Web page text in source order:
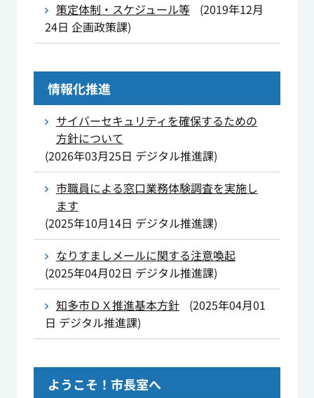
策定体制・スケジュール等
(2019年12月
24日 企画政策課)
情報化推進
サイバーセキュリティを確保するための
方針について
(2026年03月25日 デジタル推進課)
市職員による窓口業務体験調査を実施し
ます
(2025年10月14日 デジタル推進課)
なりすましメールに関する注意喚起
(2025年04月02日 デジタル推進課)
知多市ＤＸ推進基本方針
(2025年04月01
日 デジタル推進課)
ようこそ！市長室へ